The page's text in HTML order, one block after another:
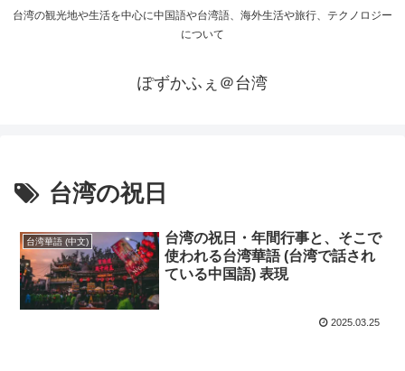
台湾の観光地や生活を中心に中国語や台湾語、海外生活や旅行、テクノロジー
について
ぽずかふぇ＠台湾
台湾の祝日
台湾華語 (中文)
台湾の祝日・年間行事と、そこで
使われる台湾華語 (台湾で話され
ている中国語) 表現
2025.03.25